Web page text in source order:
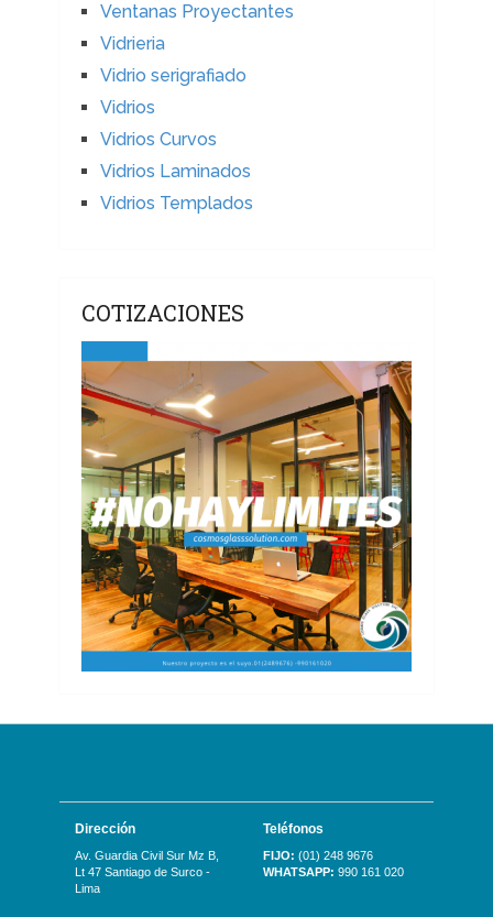
Ventanas Proyectantes
Vidrieria
Vidrio serigrafiado
Vidrios
Vidrios Curvos
Vidrios Laminados
Vidrios Templados
COTIZACIONES
Dirección
Av. Guardia Civil Sur Mz B,
Lt 47 Santiago de Surco -
Lima
Teléfonos
FIJO: (01) 248 9676
WHATSAPP: 990 161 020